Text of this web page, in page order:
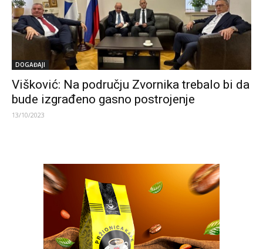
DOGAĐAJI
Višković: Na području Zvornika trebalo bi da
bude izgrađeno gasno postrojenje
13/10/2023